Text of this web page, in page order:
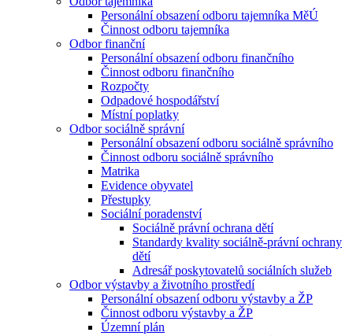
Personální obsazení odboru tajemníka MěÚ
Činnost odboru tajemníka
Odbor finanční
Personální obsazení odboru finančního
Činnost odboru finančního
Rozpočty
Odpadové hospodářství
Místní poplatky
Odbor sociálně správní
Personální obsazení odboru sociálně správního
Činnost odboru sociálně správního
Matrika
Evidence obyvatel
Přestupky
Sociální poradenství
Sociálně právní ochrana dětí
Standardy kvality sociálně-právní ochrany
dětí
Adresář poskytovatelů sociálních služeb
Odbor výstavby a životního prostředí
Personální obsazení odboru výstavby a ŽP
Činnost odboru výstavby a ŽP
Územní plán